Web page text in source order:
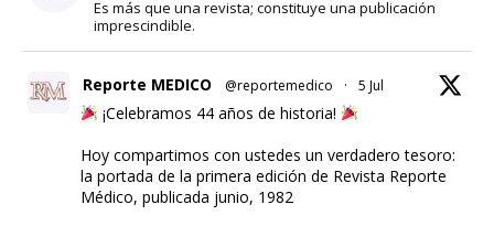
Es más que una revista; constituye una publicación
imprescindible.
Reporte MEDICO @reportemedico · 5 Jul
¡Celebramos 44 años de historia!
Hoy compartimos con ustedes un verdadero tesoro:
la portada de la primera edición de Revista Reporte
Médico, publicada junio, 1982